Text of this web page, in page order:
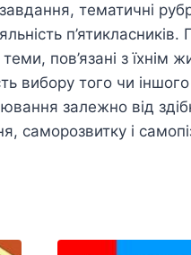
тематичні
пов’язані з
вибору того чи
залежно від
саморозвитку і